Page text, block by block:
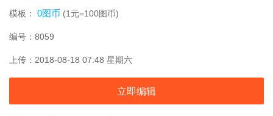
模板： 0图币 (1元=100图币)
编号：8059
上传：2018-08-18 07:48 星期六
立即编辑